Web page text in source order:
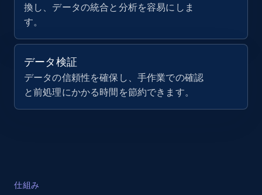
LinkedIn company information
Employees in linkedin, About, Specialties, and
more.
33.5K+ 3.5K+ 無料トライアル
business account, Is professional account, Is
換し、データの統合と分析を容易にしま
す。
データ検証
データの信頼性を確保し、手作業での確認
と前処理にかかる時間を節約できます。
仕組み